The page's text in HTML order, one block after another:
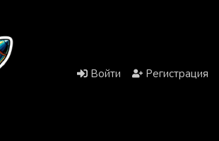
Войти Регистрация